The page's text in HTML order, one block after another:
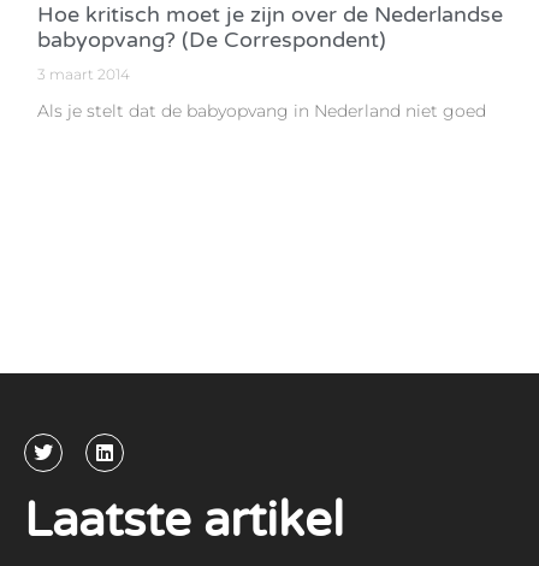
Hoe kritisch moet je zijn over de Nederlandse
babyopvang? (De Correspondent)
3 maart 2014
Als je stelt dat de babyopvang in Nederland niet goed
Laatste artikel